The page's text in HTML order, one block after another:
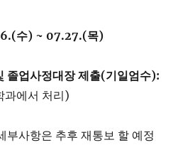
수) ~ 07.27.(목)
졸업사정대장 제출(기일엄수):
과에서 처리)
사항은 추후 재통보 할 예정